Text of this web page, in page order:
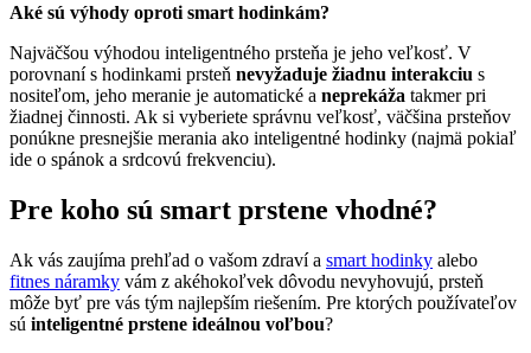
Aké sú výhody oproti smart hodinkám?
Najväčšou výhodou inteligentného prsteňa je jeho veľkosť. V
porovnaní s hodinkami prsteň nevyžaduje žiadnu interakciu s
nositeľom, jeho meranie je automatické a neprekáža takmer pri
žiadnej činnosti. Ak si vyberiete správnu veľkosť, väčšina prsteňov
ponúkne presnejšie merania ako inteligentné hodinky (najmä pokiaľ
ide o spánok a srdcovú frekvenciu).
Pre koho sú smart prstene vhodné?
Ak vás zaujíma prehľad o vašom zdraví a smart hodinky alebo
fitnes náramky vám z akéhokoľvek dôvodu nevyhovujú, prsteň
môže byť pre vás tým najlepším riešením. Pre ktorých používateľov
sú inteligentné prstene ideálnou voľbou?